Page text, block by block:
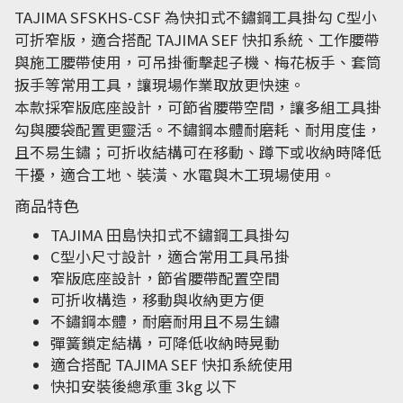
TAJIMA SFSKHS-CSF 為快扣式不鏽鋼工具掛勾 C型小
可折窄版，適合搭配 TAJIMA SEF 快扣系統、工作腰帶
與施工腰帶使用，可吊掛衝擊起子機、梅花板手、套筒
扳手等常用工具，讓現場作業取放更快速。
本款採窄版底座設計，可節省腰帶空間，讓多組工具掛
勾與腰袋配置更靈活。不鏽鋼本體耐磨耗、耐用度佳，
且不易生鏽；可折收結構可在移動、蹲下或收納時降低
干擾，適合工地、裝潢、水電與木工現場使用。
商品特色
TAJIMA 田島快扣式不鏽鋼工具掛勾
C型小尺寸設計，適合常用工具吊掛
窄版底座設計，節省腰帶配置空間
可折收構造，移動與收納更方便
不鏽鋼本體，耐磨耐用且不易生鏽
彈簧鎖定結構，可降低收納時晃動
適合搭配 TAJIMA SEF 快扣系統使用
快扣安裝後總承重 3kg 以下